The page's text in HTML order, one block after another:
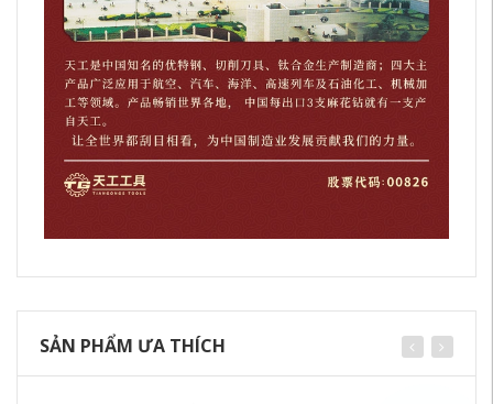
SẢN PHẨM ƯA THÍCH